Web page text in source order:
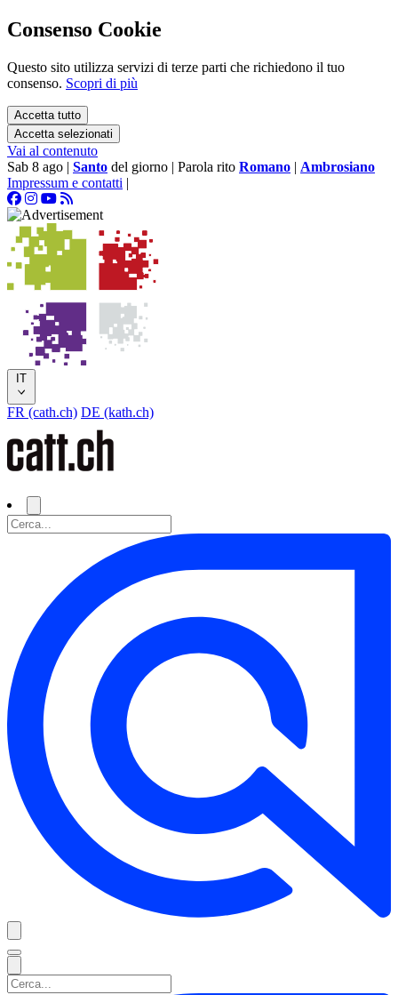
Consenso Cookie
Questo sito utilizza servizi di terze parti che richiedono il tuo
consenso. Scopri di più
Accetta tutto
Accetta selezionati
Vai al contenuto
Sab 8 ago | Santo del giorno | Parola rito Romano | Ambrosiano
Impressum e contatti |
IT
FR (cath.ch) DE (kath.ch)